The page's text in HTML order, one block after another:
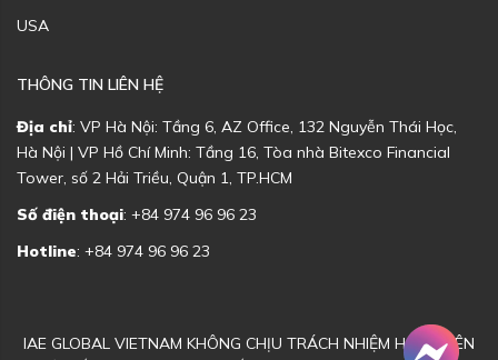
USA
THÔNG TIN LIÊN HỆ
Địa chỉ: VP Hà Nội: Tầng 6, AZ Office, 132 Nguyễn Thái Học,
Hà Nội | VP Hồ Chí Minh: Tầng 16, Tòa nhà Bitexco Financial
Tower, số 2 Hải Triều, Quận 1, TP.HCM
Số điện thoại: +84 974 96 96 23
Hotline: +84 974 96 96 23
IAE GLOBAL VIETNAM KHÔNG CHỊU TRÁCH NHIỆM HOẶC LIÊN